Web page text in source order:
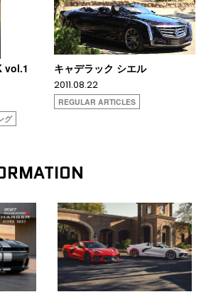
vol.1
グ
キャデラック シエル
2011.08.22
REGULAR ARTICLES